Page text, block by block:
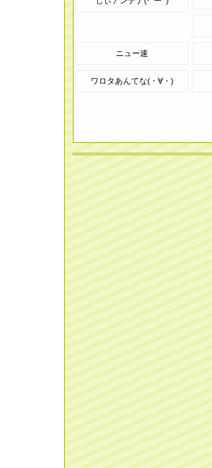
ニュー速
ワロタあんてな(・∀・)